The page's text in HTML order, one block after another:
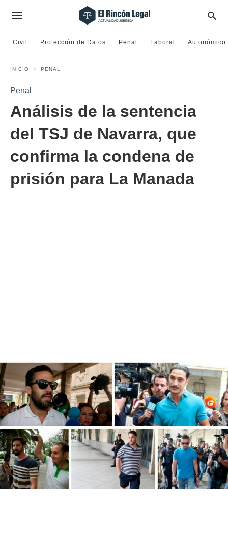
Civil Protección de Datos Penal Laboral Autonómico
INICIO PENAL
Penal
Análisis de la sentencia
del TSJ de Navarra, que
confirma la condena de
prisión para La Manada